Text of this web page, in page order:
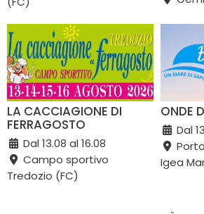
LA CACCIAGIONE DI
FERRAGOSTO
Dal 13.08 al 16.08
Campo sportivo
Tredozio (FC)
ONDE
Dal
Igea